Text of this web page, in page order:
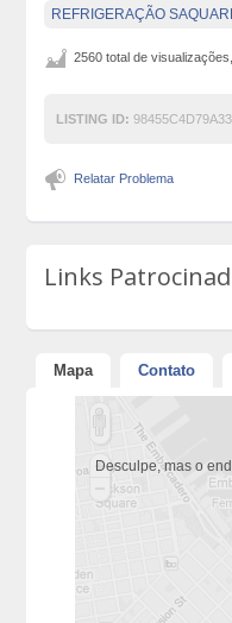
REFRIGERAÇÃO
2560 total de
LISTING ID:
Relatar Problema
Links
Mapa Contato
Desculpe, mas o